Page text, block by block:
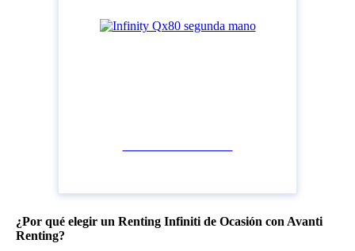
¿Por qué elegir un Renting Infiniti de Ocasión con Avanti
Renting?